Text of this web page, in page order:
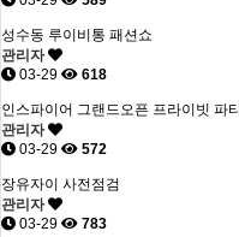
성수동 루이비통 패션쇼
관리자
03-29
618
인스파이어 그랜드오픈 프라이빗 파티
관리자
03-29
572
장유자이 사전점검
관리자
03-29
783